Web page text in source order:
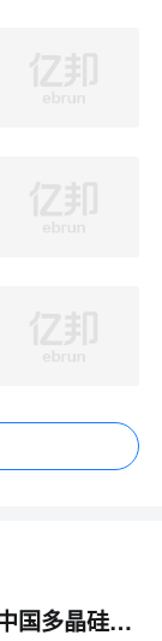
一加清库存收缩北美业务 美国拟对中国多晶硅供应链加征超50%关税